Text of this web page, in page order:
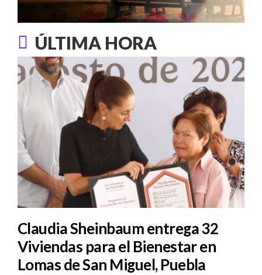
ÚLTIMA HORA
Claudia Sheinbaum entrega 32
Viviendas para el Bienestar en
Lomas de San Miguel, Puebla